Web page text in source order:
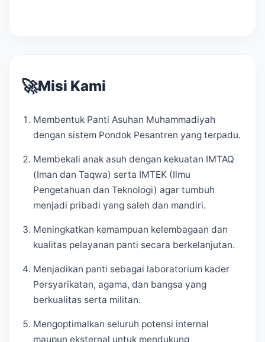
🚀Misi Kami
Membentuk Panti Asuhan Muhammadiyah
dengan sistem Pondok Pesantren yang terpadu.
Membekali anak asuh dengan kekuatan IMTAQ
(Iman dan Taqwa) serta IMTEK (Ilmu
Pengetahuan dan Teknologi) agar tumbuh
menjadi pribadi yang saleh dan mandiri.
Meningkatkan kemampuan kelembagaan dan
kualitas pelayanan panti secara berkelanjutan.
Menjadikan panti sebagai laboratorium kader
Persyarikatan, agama, dan bangsa yang
berkualitas serta militan.
Mengoptimalkan seluruh potensi internal
maupun eksternal untuk mendukung